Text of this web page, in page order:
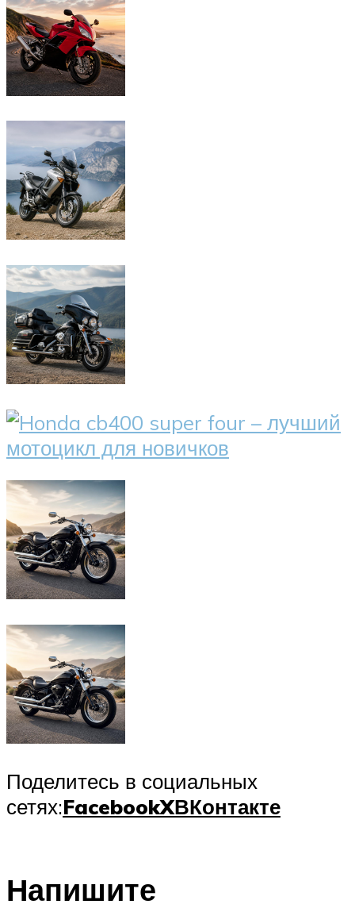
Поделитесь в социальных
сетях:FacebookXВКонтакте
Напишите